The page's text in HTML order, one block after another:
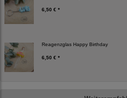
6,50 € *
Reagenzglas Happy Birthday
6,50 € *